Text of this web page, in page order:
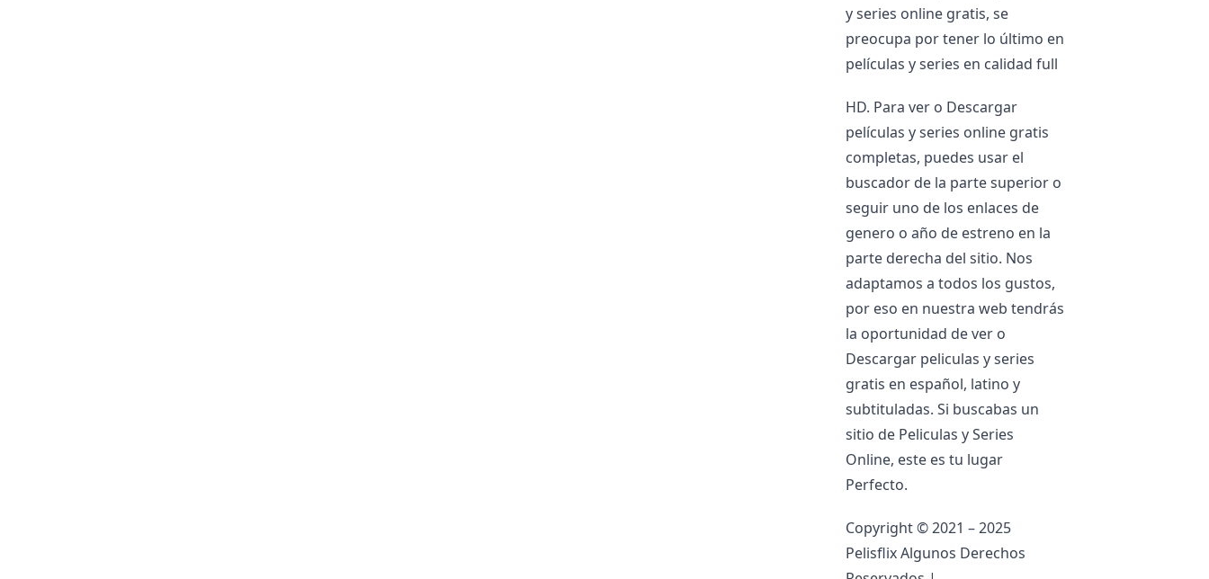
y series online gratis, se
preocupa por tener lo último en
películas y series en calidad full
HD. Para ver o Descargar
películas y series online gratis
completas, puedes usar el
buscador de la parte superior o
seguir uno de los enlaces de
genero o año de estreno en la
parte derecha del sitio. Nos
adaptamos a todos los gustos,
por eso en nuestra web tendrás
la oportunidad de ver o
Descargar peliculas y series
gratis en español, latino y
subtituladas. Si buscabas un
sitio de Peliculas y Series
Online, este es tu lugar
Perfecto.
Copyright © 2021 – 2025
Pelisflix Algunos Derechos